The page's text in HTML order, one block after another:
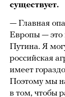
существует.
— Главная
Европы — это
Путина. Я
российская
имеет
Поэтому мы
в том, чтобы